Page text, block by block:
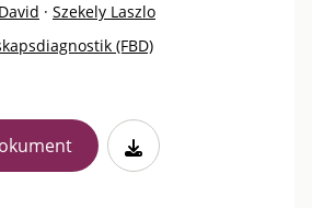
· Szekely Laszlo
(FBD)